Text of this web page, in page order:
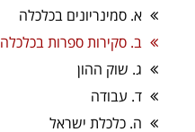
א. סמינריונים בכלכלה
ב. סקירות ספרות בכלכלה
ג. שוק ההון
ד. עבודה
ה. כלכלת ישראל